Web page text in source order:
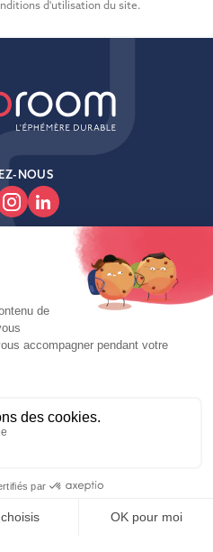
d'utilisation du site.
NOUS
